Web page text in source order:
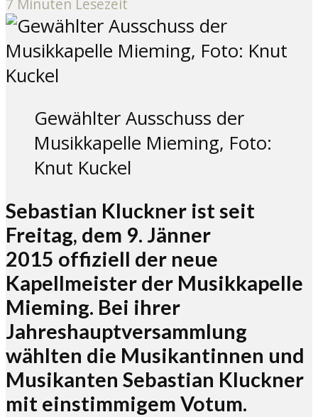
Gewählter Ausschuss der
Musikkapelle Mieming, Foto:
Knut Kuckel
Sebastian Kluckner ist seit
Freitag, dem 9. Jänner
2015 offiziell der neue
Kapellmeister der Musikkapelle
Mieming. Bei ihrer
Jahreshauptversammlung
wählten die Musikantinnen und
Musikanten Sebastian Kluckner
mit einstimmigem Votum.